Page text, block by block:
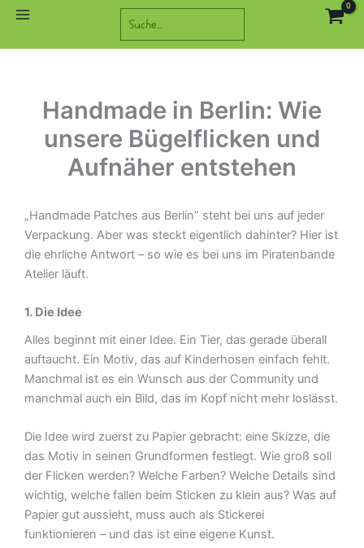
Zum
springen
Handmade in Berlin: Wie
unsere Bügelflicken und
Aufnäher entstehen
„Handmade Patches aus Berlin” steht bei uns auf jeder
Verpackung. Aber was steckt eigentlich dahinter? Hier ist
die ehrliche Antwort – so wie es bei uns im Piratenbande
Atelier läuft.
1. Die Idee
Alles beginnt mit einer Idee. Ein Tier, das gerade überall
auftaucht. Ein Motiv, das auf Kinderhosen einfach fehlt.
Manchmal ist es ein Wunsch aus der Community und
manchmal auch ein Bild, das im Kopf nicht mehr loslässt.
Die Idee wird zuerst zu Papier gebracht: eine Skizze, die
das Motiv in seinen Grundformen festlegt. Wie groß soll
der Flicken werden? Welche Farben? Welche Details sind
wichtig, welche fallen beim Sticken zu klein aus? Was auf
Papier gut aussieht, muss auch als Stickerei
funktionieren – und das ist eine eigene Kunst.